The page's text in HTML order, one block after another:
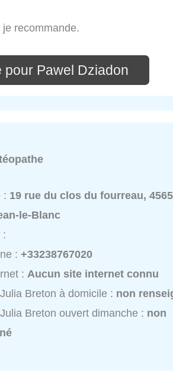
recommande.
pour Pawel Dziadon
: 19 rue du clos du fourreau,
le-Blanc
:
:+33238767020
:Aucun site internet connu
Breton à domicile : non
Breton ouvert dimanche : non